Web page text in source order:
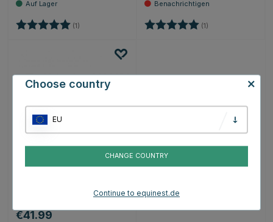
Bewertung: (1) Bewertung: (1)
Olivenkopfgebiss Gebiss
€41.99
Choose country
EU
CHANGE COUNTRY
Continue to equinest.de